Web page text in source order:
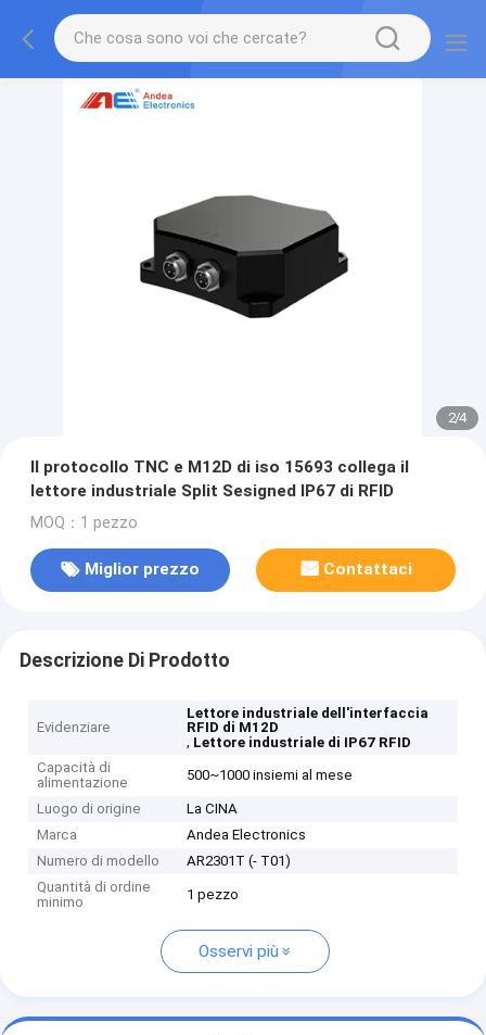
3/4
Il protocollo TNC e M12D di iso 15693 collega il
lettore industriale Split Sesigned IP67 di RFID
MOQ：1 pezzo
Miglior prezzo Contattaci
Descrizione Di Prodotto
Evidenziare
Lettore industriale dell'interfaccia
RFID di M12D
, Lettore industriale di IP67 RFID
Capacità di
alimentazione
500~1000 insiemi al mese
Luogo di origine
La CINA
Marca
Andea Electronics
Numero di modello
AR2301T (- T01)
Quantità di ordine
minimo
1 pezzo
Osservi più